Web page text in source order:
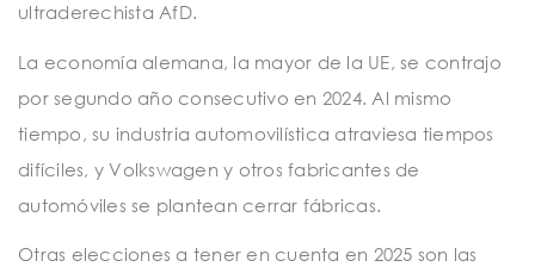
ultraderechista AfD.
La economía alemana, la mayor de la UE, se contrajo
por segundo año consecutivo en 2024. Al mismo
tiempo, su industria automovilística atraviesa tiempos
difíciles, y Volkswagen y otros fabricantes de
automóviles se plantean cerrar fábricas.
Otras elecciones a tener en cuenta en 2025 son las